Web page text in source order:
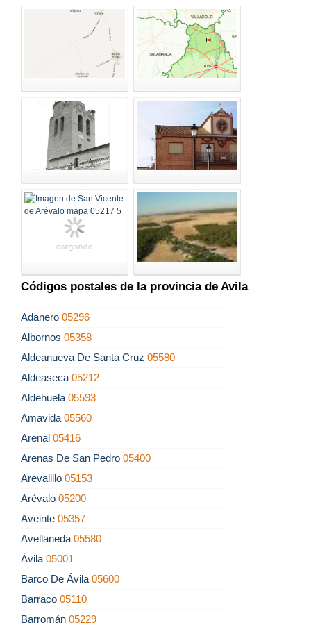
Códigos postales de la provincia de Avila
Adanero 05296
Albornos 05358
Aldeanueva De Santa Cruz 05580
Aldeaseca 05212
Aldehuela 05593
Amavida 05560
Arenal 05416
Arenas De San Pedro 05400
Arevalillo 05153
Arévalo 05200
Aveinte 05357
Avellaneda 05580
Ávila 05001
Barco De Ávila 05600
Barraco 05110
Barromán 05229